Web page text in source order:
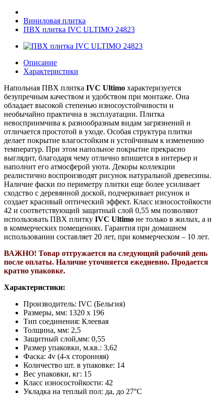
Виниловая плитка
ПВХ плитка IVC ULTIMO 24823
Описание
Характеристики
Напольная ПВХ плитка IVC Ultimo характеризуется
безупречным качеством и удобством при монтаже. Она
обладает высокой степенью износоустойчивости и
необычайно практична в эксплуатации. Плитка
невосприимчива к разнообразным видам загрязнений и
отличается простотой в уходе. Особая структура плитки
делает покрытие влагостойким и устойчивым к изменению
температур. При этом напольное покрытие прекрасно
выглядит, благодаря чему отлично впишется в интерьер и
наполнит его атмосферой уюта. Декоры коллекции
реалистично воспроизводят рисунок натуральной древесины.
Наличие фаски по периметру плитки еще более усиливает
сходство с деревянной доской, подчеркивает рисунок и
создает красивый оптический эффект. Класс износостойкости
42 и соответствующий защитный слой 0,55 мм позволяют
использовать ПВХ плитку IVC Ultimo не только в жилых, а и
в коммерческих помещениях. Гарантия при домашнем
использовании составляет 20 лет, при коммерческом – 10 лет.
ВАЖНО! Товар отгружается на следующий рабочий день
после оплаты. Наличие уточняется ежедневно. Продается
кратно упаковке.
Характеристики:
Производитель: IVC (Бельгия)
Размеры, мм: 1320 х 196
Тип соединения: Клеевая
Толщина, мм: 2,5
Защитный слой,мм: 0,55
Размер упаковки, м.кв.: 3,62
Фаска: 4v (4-х сторонняя)
Количество шт. в упаковке: 14
Вес упаковки, кг: 15
Класс износостойкости: 42
Укладка на теплый пол: да, до 27°C